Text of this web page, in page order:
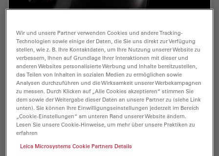
Wir und unsere Partner verwenden Cookies und andere Tracking-
Technologien sowie einige der Daten, die Sie uns direkt zur Verfügung
stellen, wie z. B. Ihre Kontaktdaten, um Ihre Nutzung unserer Website zu
verbessern, Ihnen auf Grundlage Ihrer Interaktionen mit dieser und
anderen Websites personalisierte Werbung und Inhalte bereitzustellen,
das Teilen von Inhalten in sozialen Medien zu ermöglichen sowie
Analysen durchzuführen und die Wirksamkeit unserer Werbekampagnen
zu messen. Durch Klicken auf „Alle Cookies akzeptieren“ stimmen Sie
dem sowie der Weitergabe dieser Daten an unsere Partner zu (siehe Link
unten). Sie können Ihre Einwilligungseinstellungen jederzeit im Bereich
„Cookie-Einstellungen“ am unteren Rand unserer Website ändern.
Lesen Sie unsere Cookie-Hinweise, um mehr über unsere Praktiken zu
erfahren
Leica Microsystems Cookie Partners Details